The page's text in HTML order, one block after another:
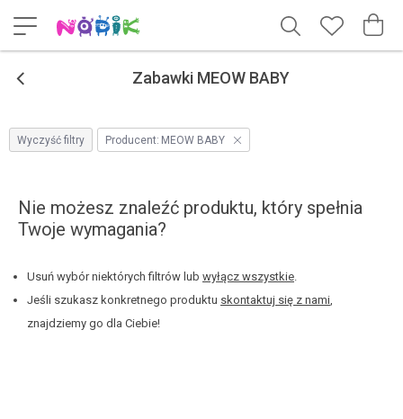
< Zabawki MEOW BABY
Wyczyść filtry Producent: MEOW BABY
Nie możesz znaleźć produktu, który spełnia
Twoje wymagania?
Usuń wybór niektórych filtrów lub wyłącz wszystkie.
Jeśli szukasz konkretnego produktu skontaktuj się z nami,
znajdziemy go dla Ciebie!